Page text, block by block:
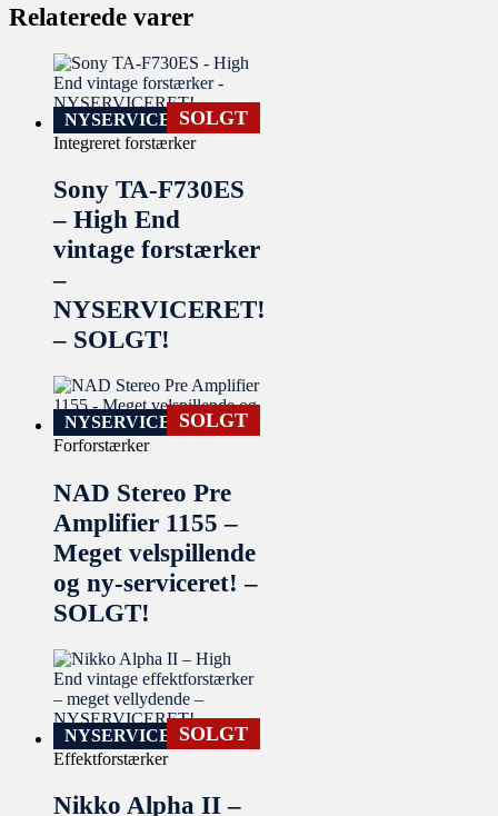
Relaterede varer
NYSERVICERETSOLGT
Integreret forstærker
Sony TA-F730ES
– High End
vintage forstærker
–
NYSERVICERET!
– SOLGT!
NYSERVICERETSOLGT
Forforstærker
NAD Stereo Pre
Amplifier 1155 –
Meget velspillende
og ny-serviceret! –
SOLGT!
NYSERVICERETSOLGT
Effektforstærker
Nikko Alpha II –